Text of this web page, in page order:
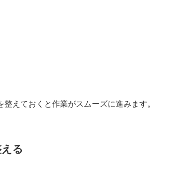
えておくと作業がスムーズに進みます。
る